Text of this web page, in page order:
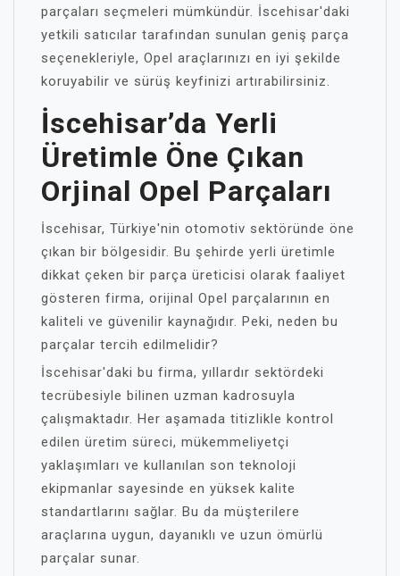
parçaları seçmeleri mümkündür. İscehisar'daki
yetkili satıcılar tarafından sunulan geniş parça
seçenekleriyle, Opel araçlarınızı en iyi şekilde
koruyabilir ve sürüş keyfinizi artırabilirsiniz.
İscehisar’da Yerli
Üretimle Öne Çıkan
Orjinal Opel Parçaları
İscehisar, Türkiye'nin otomotiv sektöründe öne
çıkan bir bölgesidir. Bu şehirde yerli üretimle
dikkat çeken bir parça üreticisi olarak faaliyet
gösteren firma, orijinal Opel parçalarının en
kaliteli ve güvenilir kaynağıdır. Peki, neden bu
parçalar tercih edilmelidir?
İscehisar'daki bu firma, yıllardır sektördeki
tecrübesiyle bilinen uzman kadrosuyla
çalışmaktadır. Her aşamada titizlikle kontrol
edilen üretim süreci, mükemmeliyetçi
yaklaşımları ve kullanılan son teknoloji
ekipmanlar sayesinde en yüksek kalite
standartlarını sağlar. Bu da müşterilere
araçlarına uygun, dayanıklı ve uzun ömürlü
parçalar sunar.